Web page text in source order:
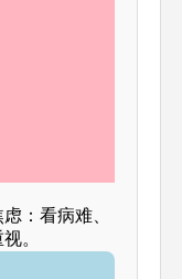
：看病难、
。